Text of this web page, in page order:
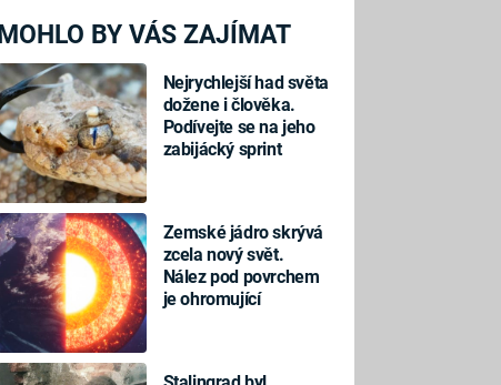
MOHLO BY VÁS ZAJÍMAT
Nejrychlejší had světa
dožene i člověka.
Podívejte se na jeho
zabijácký sprint
Zemské jádro skrývá
zcela nový svět.
Nález pod povrchem
je ohromující